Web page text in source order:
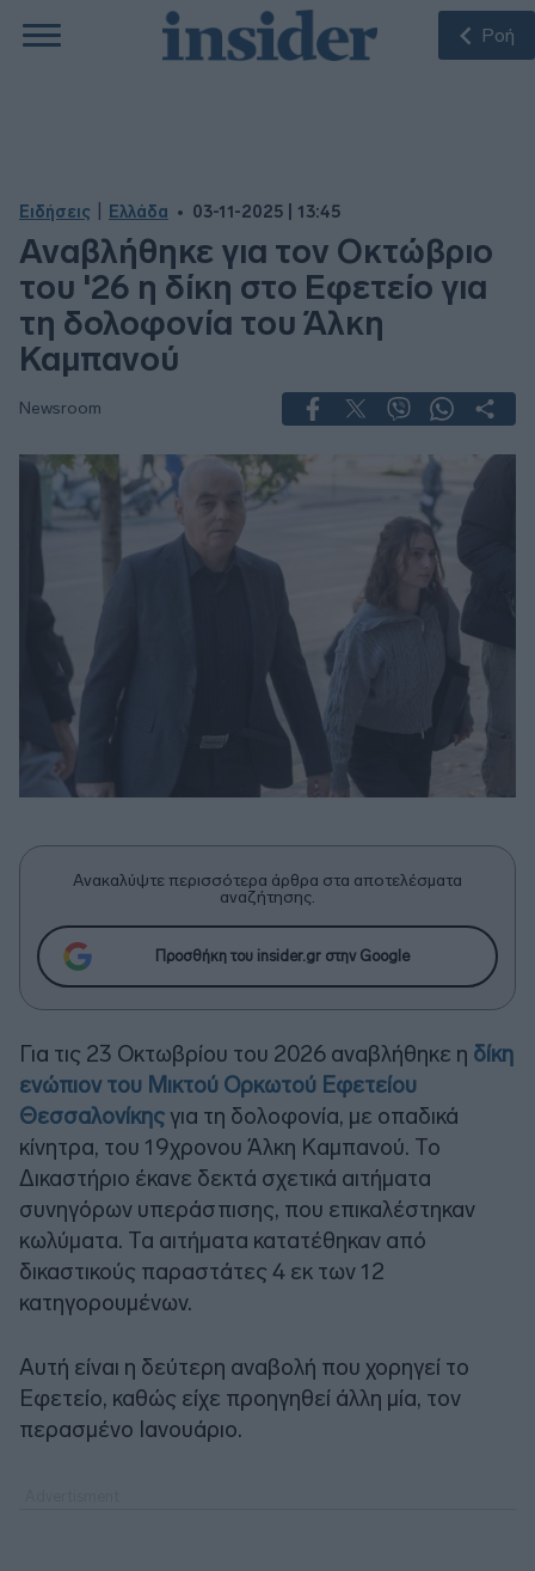
Ροή
Ειδήσεις Ελλάδα 03-11-2025 | 13:45
Αναβλήθηκε για τον Οκτώβριο
του '26 η δίκη στο Εφετείο για
τη δολοφονία του Άλκη
Καμπανού
Newsroom
Ανακαλύψτε περισσότερα άρθρα στα αποτελέσματα
αναζήτησης.
Προσθήκη του insider.gr στην Google
Για τις 23 Οκτωβρίου του 2026 αναβλήθηκε η δίκη
ενώπιον του Μικτού Ορκωτού Εφετείου
Θεσσαλονίκης για τη δολοφονία, με οπαδικά
κίνητρα, του 19χρονου Άλκη Καμπανού. Το
Δικαστήριο έκανε δεκτά σχετικά αιτήματα
συνηγόρων υπεράσπισης, που επικαλέστηκαν
κωλύματα. Τα αιτήματα κατατέθηκαν από
δικαστικούς παραστάτες 4 εκ των 12
κατηγορουμένων.
Αυτή είναι η δεύτερη αναβολή που χορηγεί το
Εφετείο, καθώς είχε προηγηθεί άλλη μία, τον
περασμένο Ιανουάριο.